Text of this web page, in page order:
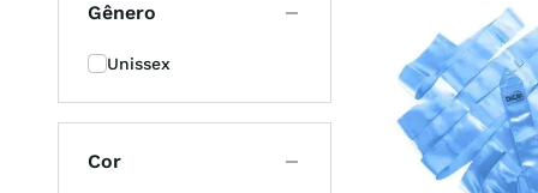
Gênero
Unissex
Cor
infantil
5 º
6º under
7º preto